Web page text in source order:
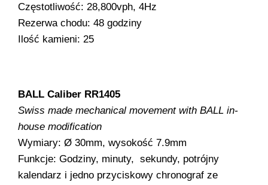
Częstotliwość: 28,800vph, 4Hz
Rezerwa chodu: 48 godziny
Ilość kamieni: 25
BALL Caliber RR1405
Swiss made mechanical movement with BALL in-
house modification
Wymiary: Ø 30mm, wysokość 7.9mm
Funkcje: Godziny, minuty, sekundy, potrójny
kalendarz i jedno przyciskowy chronograf ze